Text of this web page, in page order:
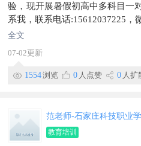
验，现开展暑假初高中多科目一
系我，联系电话:15612037225，
全文
07-02更新
1554浏览 0 人点赞 0 人扩
范老师-石家庄科技职业
教育培训